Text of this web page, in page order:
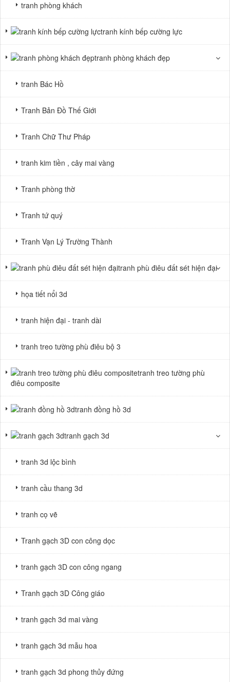
tranh phòng khách
tranh kính bếp cường lực
tranh phòng khách đẹp
tranh Bác Hồ
Tranh Bản Đồ Thế Giới
Tranh Chữ Thư Pháp
tranh kim tiền , cây mai vàng
Tranh phòng thờ
Tranh tứ quý
Tranh Vạn Lý Trường Thành
tranh phù điêu đất sét hiện đại
họa tiết nổi 3d
tranh hiện đại - tranh dài
tranh treo tường phù điêu bộ 3
tranh treo tường phù
điêu composite
tranh đồng hồ 3d
tranh gạch 3d
tranh 3d lộc bình
tranh cầu thang 3d
tranh cọ vẽ
Tranh gạch 3D con công dọc
tranh gạch 3D con công ngang
Tranh gạch 3D Công giáo
tranh gạch 3d mai vàng
tranh gạch 3d mẫu hoa
tranh gạch 3d phong thủy đứng